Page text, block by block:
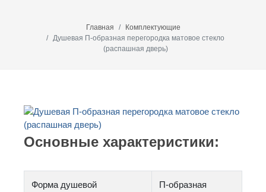
Главная
Комплектующие
Душевая П-образная перегородка матовое стекло
(распашная дверь)
Основные характеристики:
Форма душевой
П-образная